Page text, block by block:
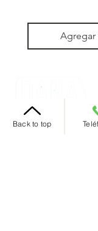
Agregar
Back to top